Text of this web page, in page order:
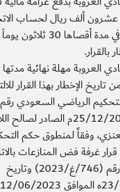
عشرون ألف ريال لحساب
لكرة القدم في مدة أقصاها
بالقرار.
تاريخ الإخطار بهذا القرار
وتاريخ 25/12/2023م
وفقاً لمنطوق حكم
قرار غرفة فض المنازعات
لكرة القدم رقم (746/غ/2023) وتاريخ